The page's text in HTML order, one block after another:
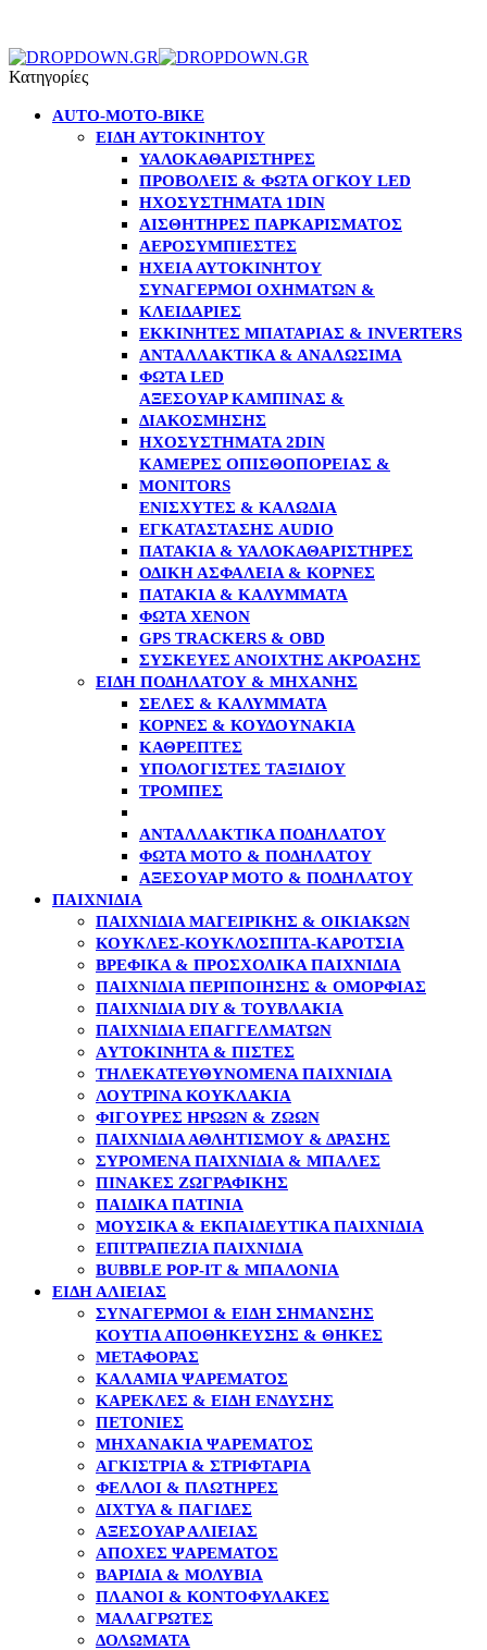
Κατηγορίες
AUTO-MOTO-BIKE
ΕΊΔΗ ΑΥΤΟΚΙΝΉΤΟΥ
ΥΑΛΟΚΑΘΑΡΙΣΤΉΡΕΣ
ΠΡΟΒΟΛΕΊΣ & ΦΏΤΑ ΌΓΚΟΥ LED
ΗΧΟΣΥΣΤΉΜΑΤΑ 1DIN
ΑΙΣΘΗΤΉΡΕΣ ΠΑΡΚΑΡΊΣΜΑΤΟΣ
ΑΕΡΟΣΥΜΠΙΕΣΤΈΣ
ΗΧΕΊΑ ΑΥΤΟΚΙΝΉΤΟΥ
ΣΥΝΑΓΕΡΜΟΊ ΟΧΗΜΆΤΩΝ &
ΚΛΕΙΔΑΡΙΈΣ
ΕΚΚΙΝΗΤΈΣ ΜΠΑΤΑΡΊΑΣ & INVERTERS
ΑΝΤΑΛΛΑΚΤΙΚΆ & ΑΝΑΛΏΣΙΜΑ
ΦΏΤΑ LED
ΑΞΕΣΟΥΆΡ ΚΑΜΠΊΝΑΣ &
ΔΙΑΚΌΣΜΗΣΗΣ
ΗΧΟΣΥΣΤΉΜΑΤΑ 2DIN
ΚΆΜΕΡΕΣ ΟΠΙΣΘΟΠΟΡΕΊΑΣ &
MONITORS
ΕΝΙΣΧΥΤΈΣ & ΚΑΛΏΔΙΑ
ΕΓΚΑΤΆΣΤΑΣΗΣ AUDIO
ΠΑΤΆΚΙΑ & ΥΑΛΟΚΑΘΑΡΙΣΤΉΡΕΣ
ΟΔΙΚΉ ΑΣΦΆΛΕΙΑ & ΚΌΡΝΕΣ
ΠΑΤΆΚΙΑ & ΚΑΛΎΜΜΑΤΑ
ΦΏΤΑ XENON
GPS TRACKERS & OBD
ΣΥΣΚΕΥΈΣ ΑΝΟΙΧΤΉΣ ΑΚΡΌΑΣΗΣ
ΕΊΔΗ ΠΟΔΗΛΆΤΟΥ & ΜΗΧΑΝΉΣ
ΣΈΛΕΣ & ΚΑΛΎΜΜΑΤΑ
ΚΌΡΝΕΣ & ΚΟΥΔΟΥΝΆΚΙΑ
ΚΑΘΡΈΠΤΕΣ
ΥΠΟΛΟΓΙΣΤΈΣ ΤΑΞΙΔΊΟΥ
ΤΡΌΜΠΕΣ
ΑΝΤΑΛΛΑΚΤΙΚΆ ΠΟΔΗΛΆΤΟΥ
ΦΏΤΑ MOTO & ΠΟΔΗΛΆΤΟΥ
ΑΞΕΣΟΥΆΡ MOTO & ΠΟΔΗΛΆΤΟΥ
ΠΑΙΧΝΙΔΙΑ
ΠΑΙΧΝΊΔΙΑ ΜΑΓΕΙΡΙΚΉΣ & ΟΙΚΙΑΚΏΝ
ΚΟΎΚΛΕΣ-ΚΟΥΚΛΌΣΠΙΤΑ-ΚΑΡΌΤΣΙΑ
ΒΡΕΦΙΚΆ & ΠΡΟΣΧΟΛΙΚΆ ΠΑΙΧΝΊΔΙΑ
ΠΑΙΧΝΊΔΙΑ ΠΕΡΙΠΟΊΗΣΗΣ & ΟΜΟΡΦΙΆΣ
ΠΑΙΧΝΊΔΙΑ DIY & ΤΟΥΒΛΆΚΙΑ
ΠΑΙΧΝΊΔΙΑ ΕΠΑΓΓΕΛΜΆΤΩΝ
AΥΤΟΚΊΝΗΤΑ & ΠΊΣΤΕΣ
ΤΗΛΕΚΑΤΕΥΘΥΝΌΜΕΝΑ ΠΑΙΧΝΊΔΙΑ
ΛΟΎΤΡΙΝΑ ΚΟΥΚΛΆΚΙΑ
ΦΙΓΟΎΡΕΣ ΗΡΏΩΝ & ΖΏΩΝ
ΠΑΙΧΝΊΔΙΑ ΑΘΛΗΤΙΣΜΟΎ & ΔΡΆΣΗΣ
ΣΥΡΌΜΕΝΑ ΠΑΙΧΝΊΔΙΑ & ΜΠΆΛΕΣ
ΠΊΝΑΚΕΣ ΖΩΓΡΑΦΙΚΉΣ
ΠΑΙΔΙΚΆ ΠΑΤΊΝΙΑ
ΜΟΥΣΙΚΆ & ΕΚΠΑΙΔΕΥΤΙΚΆ ΠΑΙΧΝΊΔΙΑ
ΕΠΙΤΡΑΠΈΖΙΑ ΠΑΙΧΝΊΔΙΑ
BUBBLE POP-IT & ΜΠΑΛΌΝΙΑ
ΕΙΔΗ ΑΛΙΕΙΑΣ
ΣΥΝΑΓΕΡΜΟΊ & ΕΊΔΗ ΣΉΜΑΝΣΗΣ
ΚΟΥΤΙΆ ΑΠΟΘΉΚΕΥΣΗΣ & ΘΉΚΕΣ
ΜΕΤΑΦΟΡΆΣ
ΚΑΛΆΜΙΑ ΨΑΡΈΜΑΤΟΣ
ΚΑΡΈΚΛΕΣ & ΕΊΔΗ ΈΝΔΥΣΗΣ
ΠΕΤΟΝΙΈΣ
ΜΗΧΑΝΆΚΙΑ ΨΑΡΈΜΑΤΟΣ
ΑΓΚΊΣΤΡΙΑ & ΣΤΡΙΦΤΆΡΙΑ
ΦΕΛΛΟΊ & ΠΛΩΤΉΡΕΣ
ΔΊΧΤΥΑ & ΠΑΓΊΔΕΣ
ΑΞΕΣΟΥΆΡ ΑΛΙΕΊΑΣ
ΑΠΌΧΕΣ ΨΑΡΈΜΑΤΟΣ
ΒΑΡΊΔΙΑ & ΜΟΛΎΒΙΑ
ΠΛΆΝΟΙ & ΚΟΝΤΟΦΎΛΑΚΕΣ
ΜΑΛΑΓΡΩΤΈΣ
ΔΟΛΏΜΑΤΑ